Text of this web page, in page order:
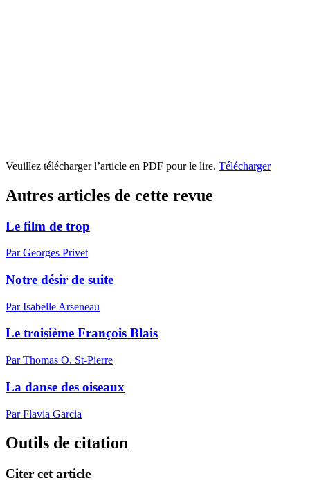
Veuillez télécharger l’article en PDF pour le lire. Télécharger
Autres articles de cette revue
Le film de trop
Par Georges Privet
Notre désir de suite
Par Isabelle Arseneau
Le troisième François Blais
Par Thomas O. St-Pierre
La danse des oiseaux
Par Flavia Garcia
Outils de citation
Citer cet article